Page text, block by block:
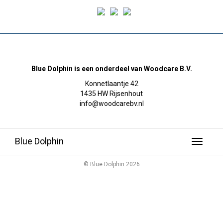
Blue Dolphin is een onderdeel van Woodcare B.V.
Konnetlaantje 42
1435 HW Rijsenhout
info@woodcarebv.nl
Toggle
Blue Dolphin
© Blue Dolphin 2026